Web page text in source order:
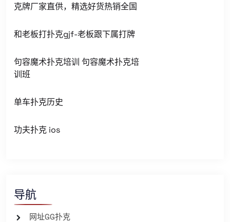
克牌厂家直供，精选好货热销全国
和老板打扑克gjf-老板跟下属打牌
句容魔术扑克培训 句容魔术扑克培
训班
单车扑克历史
功夫扑克 ios
导航
网址GG扑克